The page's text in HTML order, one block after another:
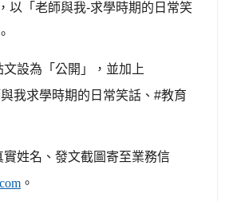
以「老師與我-求學時期的日常笑
文設為「公開」，並加上
我求學時期的日常笑話、 #教育
實姓名、發文截圖寄至業務信
。